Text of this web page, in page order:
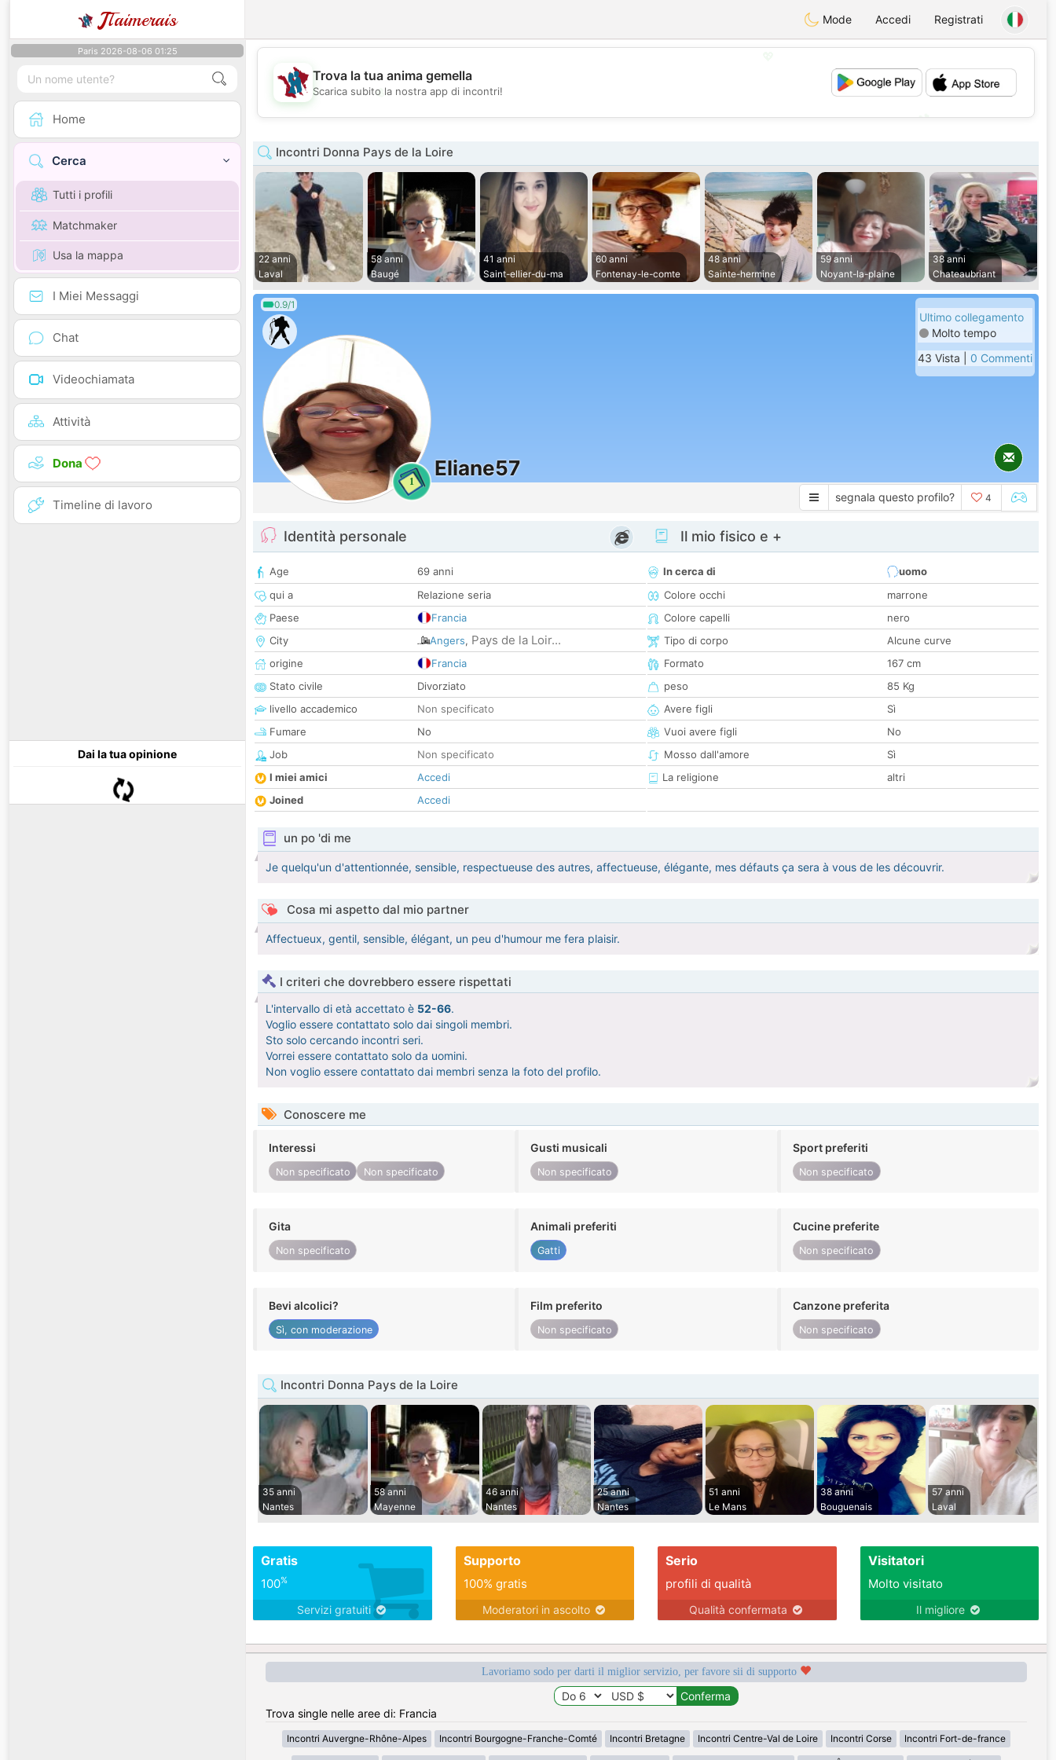
JTaimerais Mode Accedi Registrati
Paris 2026-08-06 01:25
Home
Cerca
Tutti i profili
Matchmaker
Usa la mappa
I Miei Messaggi
Chat
Videochiamata
Attività
Dona
Timeline di lavoro
Dai la tua opinione
💖
💕
Trova la tua anima gemella
Scarica subito la nostra app di incontri!
Incontri Donna Pays de la Loire
22 anni
Laval
58 anni
Baugé
41 anni
Saint-ellier-du-ma
60 anni
Fontenay-le-comte
48 anni
Sainte-hermine
59 anni
Noyant-la-plaine
38 anni
Chateaubriant
0.9/1
1
Eliane57
Ultimo collegamento
Molto tempo
43 Vista | 0 Commenti
segnala questo profilo? 4
Identità personale
Age
69 anni
qui a
Relazione seria
Paese
Francia
City
Angers, Pays de la Loir...
origine
Francia
Stato civile
Divorziato
livello accademico
Non specificato
Fumare
No
Job
Non specificato
I miei amici
Accedi
Joined
Accedi
Il mio fisico e +
In cerca di
uomo
Colore occhi
marrone
Colore capelli
nero
Tipo di corpo
Alcune curve
Formato
167 cm
peso
85 Kg
Avere figli
Sì
Vuoi avere figli
No
Mosso dall'amore
Sì
La religione
altri
un po 'di me
Je quelqu'un d'attentionnée, sensible, respectueuse des autres, affectueuse, élégante, mes défauts ça sera à vous de les découvrir.
Cosa mi aspetto dal mio partner
Affectueux, gentil, sensible, élégant, un peu d'humour me fera plaisir.
I criteri che dovrebbero essere rispettati
L'intervallo di età accettato è 52-66.
Voglio essere contattato solo dai singoli membri.
Sto solo cercando incontri seri.
Vorrei essere contattato solo da uomini.
Non voglio essere contattato dai membri senza la foto del profilo.
Conoscere me
Interessi
Non specificato Non specificato
Gusti musicali
Non specificato
Sport preferiti
Non specificato
Gita
Non specificato
Animali preferiti
Gatti
Cucine preferite
Non specificato
Bevi alcolici?
Sì, con moderazione
Film preferito
Non specificato
Canzone preferita
Non specificato
Incontri Donna Pays de la Loire
35 anni
Nantes
58 anni
Mayenne
46 anni
Nantes
25 anni
Nantes
51 anni
Le Mans
38 anni
Bouguenais
57 anni
Laval
Gratis
100%
Servizi gratuiti
Supporto
100% gratis
Moderatori in ascolto
Serio
profili di qualità
Qualità confermata
Visitatori
Molto visitato
Il migliore
Lavoriamo sodo per darti il miglior servizio, per favore sii di supporto
Trova single nelle aree di: Francia
Incontri Auvergne-Rhône-Alpes Incontri Bourgogne-Franche-Comté Incontri Bretagne Incontri Centre-Val de Loire Incontri Corse Incontri Fort-de-france